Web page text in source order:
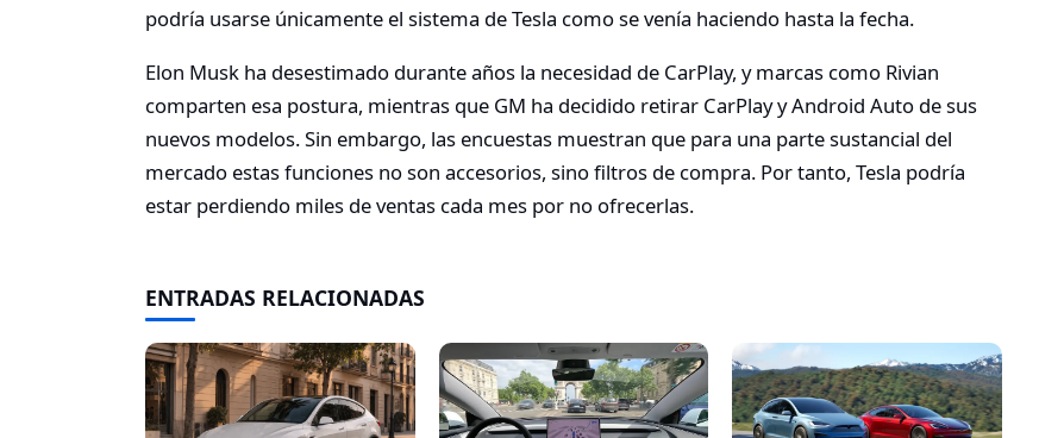
podría usarse únicamente el sistema de Tesla como se venía haciendo hasta la fecha.
Elon Musk ha desestimado durante años la necesidad de CarPlay, y marcas como Rivian
comparten esa postura, mientras que GM ha decidido retirar CarPlay y Android Auto de sus
nuevos modelos. Sin embargo, las encuestas muestran que para una parte sustancial del
mercado estas funciones no son accesorios, sino filtros de compra. Por tanto, Tesla podría
estar perdiendo miles de ventas cada mes por no ofrecerlas.
ENTRADAS RELACIONADAS